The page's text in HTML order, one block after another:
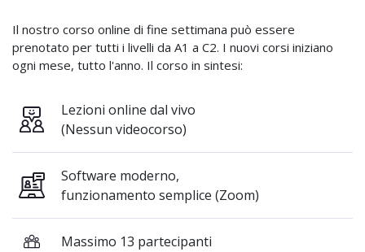
Il nostro corso online di fine settimana può essere
prenotato per tutti i livelli da A1 a C2. I nuovi corsi iniziano
ogni mese, tutto l'anno. Il corso in sintesi:
Lezioni online dal vivo
(Nessun videocorso)
Software moderno,
funzionamento semplice (Zoom)
Massimo 13 partecipanti